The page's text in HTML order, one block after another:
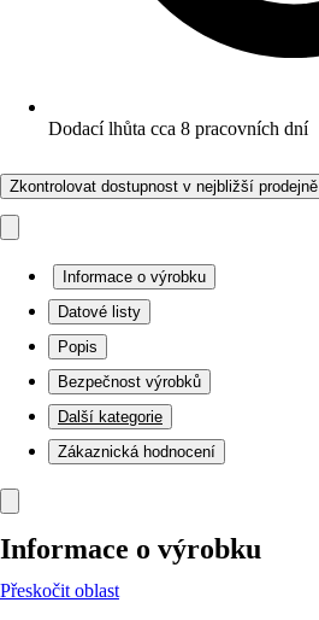
Dodací lhůta cca 8 pracovních dní
Zkontrolovat dostupnost v nejbližší prodejně
Informace o výrobku
Datové listy
Popis
Bezpečnost výrobků
Další kategorie
Zákaznická hodnocení
Informace o výrobku
Přeskočit oblast